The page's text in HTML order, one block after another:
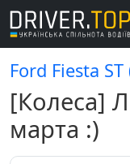
Ford Fiesta ST
[Колеса]
марта :)